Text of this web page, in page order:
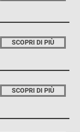
SCOPRI DI PIÙ
SCOPRI DI PIÙ